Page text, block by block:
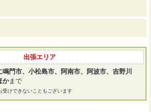
出張エリア
門市、小松島市、阿南市、阿波市、吉野川
かまで
けできないこともございます